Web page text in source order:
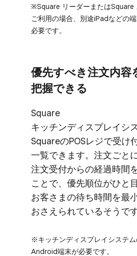
※Square リーダーまたは​Square
ご利用の​場合、​別途iPadなどの​
必要です。
優先すべき注文内容
把握できる
Square
キッチンディスプレイシ
Squareの​POSレジで​受け
一覧できます。​注文ごと
注文受付からの​経過時間
ことで、​優先順位が​ひと
お客さまの​待ち時間を​最
おさえられている​そうです
※キッチンディスプレイシステ
Android端末が​必要です。